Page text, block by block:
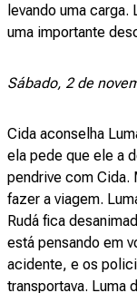
levando uma
uma importante
Sábado, 2 de
Cida aconselha
ela pede que ele a
pendrive com Cida.
fazer a viagem.
Rudá fica
está pensando em
acidente, e os
transportava. Luma